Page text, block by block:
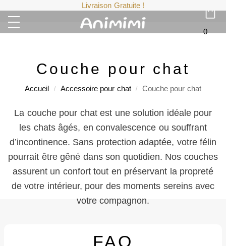
Livraison Gratuite !
0
Couche pour chat
Accueil / Accessoire pour chat / Couche pour chat
La couche pour chat est une solution idéale pour
les chats âgés, en convalescence ou souffrant
d’incontinence. Sans protection adaptée, votre félin
pourrait être gêné dans son quotidien. Nos couches
assurent un confort tout en préservant la propreté
de votre intérieur, pour des moments sereins avec
votre compagnon.
FAQ